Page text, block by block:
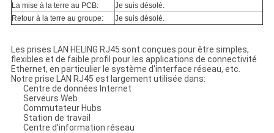
La mise à la terre au PCB:
Je suis désolé.
Retour à la terre au groupe:
Je suis désolé.
Les prises LAN HELING RJ45 sont conçues pour être simples,
flexibles et de faible profil pour les applications de connectivité
Ethernet, en particulier le système d'interface réseau, etc.
Notre prise LAN RJ45 est largement utilisée dans:
Centre de données Internet
Serveurs Web
Commutateur Hubs
Station de travail
Centre d'information réseau